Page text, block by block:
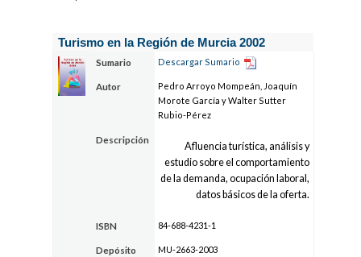
Turismo en la Región de Murcia 2002
Sumario Descargar Sumario
Autor
Pedro Arroyo Mompeán, Joaquín
Morote García y Walter Sutter
Rubio-Pérez
Descripción
Afluencia turística, análisis y
estudio sobre el comportamiento
de la demanda, ocupación laboral,
datos básicos de la oferta.
ISBN 84-688-4231-1
Depósito
MU-2663-2003